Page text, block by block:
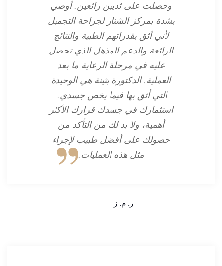
وحصلت على ثديين رائعين. أوصي
بشدة بمركز الشنار لجراحة التجميل
لأني أثق بقدراتهم الطبية والنتائج
الرائعة والدعم المذهل الذي تحصل
عليه في مرحلة الرعاية ما بعد
العملية. الدكتورة بثينة هي الوحيدة
التي أثق بها فيما يخص جسدي.
استثمارك في جسدك قرارك الأكثر
أهمية، ولا بد لك من التأكد من
حصولك على أفضل طبيب لإجراء
مثل هذه العمليات.
ر. م. ز